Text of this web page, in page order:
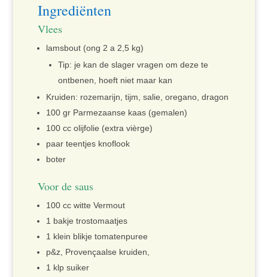
Ingrediënten
Vlees
lamsbout (ong 2 a 2,5 kg)
Tip: je kan de slager vragen om deze te
ontbenen, hoeft niet maar kan
Kruiden: rozemarijn, tijm, salie, oregano, dragon
100 gr Parmezaanse kaas (gemalen)
100 cc olijfolie (extra vièrge)
paar teentjes knoflook
boter
Voor de saus
100 cc witte Vermout
1 bakje trostomaatjes
1 klein blikje tomatenpuree
p&z, Provençaalse kruiden,
1 klp suiker